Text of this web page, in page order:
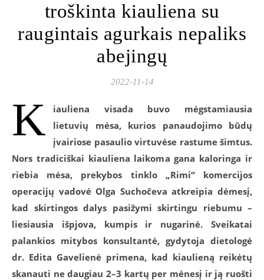
troškinta kiauliena su
raugintais agurkais nepaliks
abejingų
2022-11-14
K
iauliena visada buvo mėgstamiausia
lietuvių mėsa, kurios panaudojimo būdų
įvairiose pasaulio virtuvėse rastume šimtus.
Nors tradiciškai kiauliena laikoma gana kaloringa ir
riebia mėsa, prekybos tinklo „Rimi“ komercijos
operacijų vadovė Olga Suchočeva atkreipia dėmesį,
kad skirtingos dalys pasižymi skirtingu riebumu –
liesiausia išpjova, kumpis ir nugarinė. Sveikatai
palankios mitybos konsultantė, gydytoja dietologė
dr. Edita Gavelienė primena, kad kiaulieną reikėtų
skanauti ne daugiau 2–3 kartų per mėnesį ir ją ruošti